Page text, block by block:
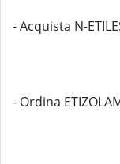
- Acquista N-
- Ordina